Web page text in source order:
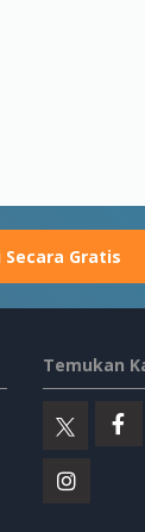
Gratis
Temukan